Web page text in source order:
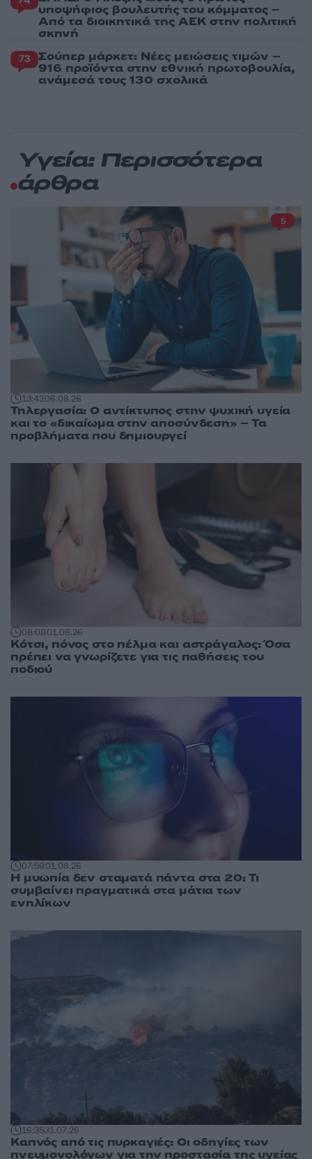
υποψήφιος βουλευτής του κόμματος –
Από τα διοικητικά της ΑΕΚ στην πολιτική
σκηνή
73 Σούπερ μάρκετ: Νέες μειώσεις τιμών –
916 προϊόντα στην εθνική πρωτοβουλία,
ανάμεσά τους 130 σχολικά
Υγεία: Περισσότερα
άρθρα
13:4306.08.26
Τηλεργασία: Ο αντίκτυπος στην ψυχική υγεία
και το «δικαίωμα στην αποσύνδεση» – Τα
προβλήματα που δημιουργεί
5
08:0801.08.26
Κότσι, πόνος στο πέλμα και αστράγαλος: Όσα
πρέπει να γνωρίζετε για τις παθήσεις του
ποδιού
07:5901.08.26
Η μυωπία δεν σταματά πάντα στα 20: Τι
συμβαίνει πραγματικά στα μάτια των
ενηλίκων
16:3531.07.26
Καπνός από τις πυρκαγιές: Οι οδηγίες των
πνευμονολόγων για την προστασία της υγείας